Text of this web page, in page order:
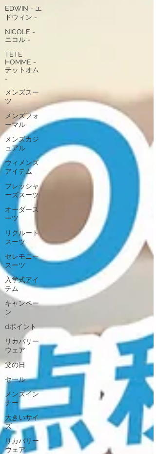
EDWIN - エ
ドウィン -
NICOLE -
ニコル -
TETE
HOMME -
テットオム
-
メンズスー
ツ
メンズフォ
ーマル
メンズカジ
ュアル
ウィメンズ
アイテム
フレッシャ
ーズスーツ
オーダース
ーツ
リクルート
スーツ
セレモニー
スーツ
入学式アイ
テム
キャンペー
ン
dポイント
リカバリー
ウェア
父の日
セール
メンズイン
ナー
大きいサイ
ズ
リカバリー
ウェア